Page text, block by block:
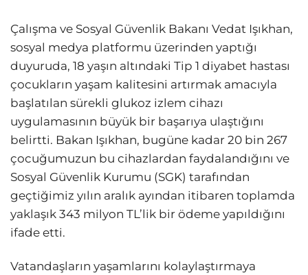
Çalışma ve Sosyal Güvenlik Bakanı Vedat Işıkhan,
sosyal medya platformu üzerinden yaptığı
duyuruda, 18 yaşın altındaki Tip 1 diyabet hastası
çocukların yaşam kalitesini artırmak amacıyla
başlatılan sürekli glukoz izlem cihazı
uygulamasının büyük bir başarıya ulaştığını
belirtti. Bakan Işıkhan, bugüne kadar 20 bin 267
çocuğumuzun bu cihazlardan faydalandığını ve
Sosyal Güvenlik Kurumu (SGK) tarafından
geçtiğimiz yılın aralık ayından itibaren toplamda
yaklaşık 343 milyon TL’lik bir ödeme yapıldığını
ifade etti.
Vatandaşların yaşamlarını kolaylaştırmaya